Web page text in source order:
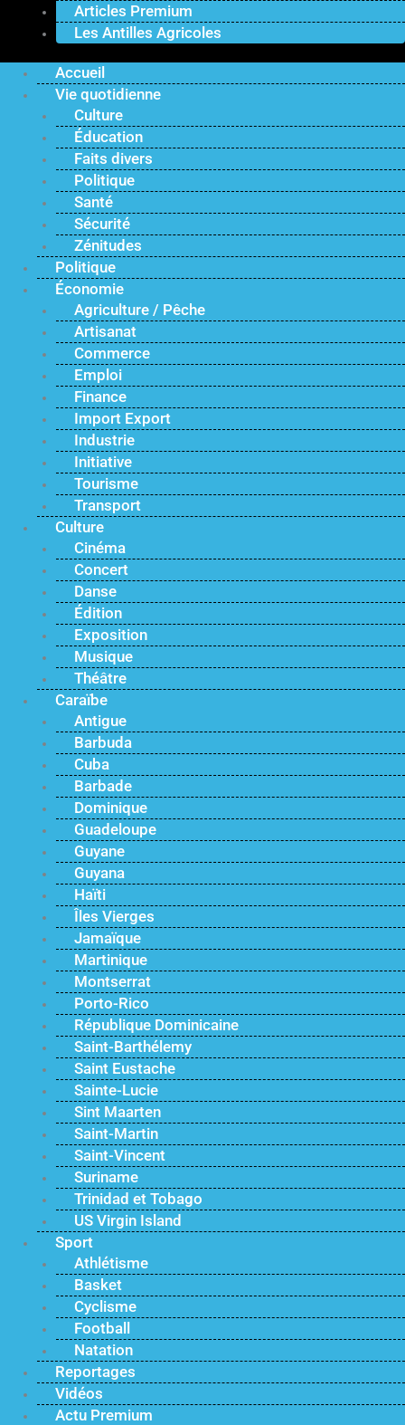
Articles Premium
Les Antilles Agricoles
Accueil
Vie quotidienne
Culture
Éducation
Faits divers
Politique
Santé
Sécurité
Zénitudes
Politique
Économie
Agriculture / Pêche
Artisanat
Commerce
Emploi
Finance
Import Export
Industrie
Initiative
Tourisme
Transport
Culture
Cinéma
Concert
Danse
Édition
Exposition
Musique
Théâtre
Caraïbe
Antigue
Barbuda
Cuba
Barbade
Dominique
Guadeloupe
Guyane
Guyana
Haïti
Îles Vierges
Jamaïque
Martinique
Montserrat
Porto-Rico
République Dominicaine
Saint-Barthélemy
Saint Eustache
Sainte-Lucie
Sint Maarten
Saint-Martin
Saint-Vincent
Suriname
Trinidad et Tobago
US Virgin Island
Sport
Athlétisme
Basket
Cyclisme
Football
Natation
Reportages
Vidéos
Actu Premium